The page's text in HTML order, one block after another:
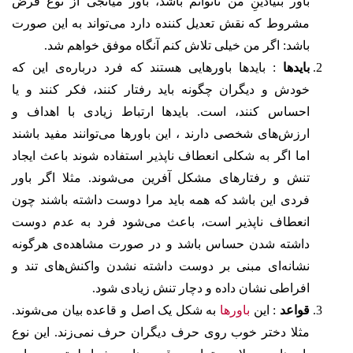
مشروط که نقش تعدیل کننده دارد می‌تواند به این صورت
باشد: اگر من خیلی تلاش کنم آنگاه موفق خواهم شد.
بایدها : بایدها باورهایی هستند که فرد درباره‌ی این که
خودش و دیگران چگونه باید رفتار کنند، فکر کنند و یا
احساس کنند، است. بایدها ارتباط زیادی با اهداف و
ارزش‌های شخصی دارند ، این باورها می‌توانند مفید باشند
اما اگر به شکلی انعطاف ناپذیر استفاده شوند باعث ایجاد
تنش و رفتارهای مشکل آفرین می‌شوند. مثلا اگر باور
فردی این باشد که همه باید مرا دوست داشته باشند چون
انعطاف ناپذیر است، باعث می‌شود فرد به عدم دوست
داشته شدن حساس باشد و در صورت مشاهده‌ی هرگونه
نشانه‌ای مبنی بر دوست داشته نشدن واکنش‌های تند و
افراطی نشان داده و دچار تنش زیادی شود.
قواعد : این باورها به شکل یک اصل و قاعده بیان می‌شوند.
مثلا دختر خوب روی حرف دیگران حرف نمی‌زند. این نوع